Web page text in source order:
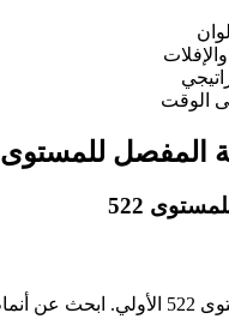
الوقت
المفصل للمستوى 522
522
المحتملة.